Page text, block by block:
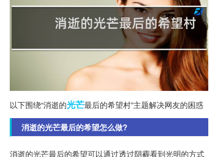
以下围绕“消逝的光芒最后的希望村”主题解决网友的困惑
消逝的光芒最后的希望怎么做?
消逝的光芒最后的希望可以通过透过阴霾看到光明的方式